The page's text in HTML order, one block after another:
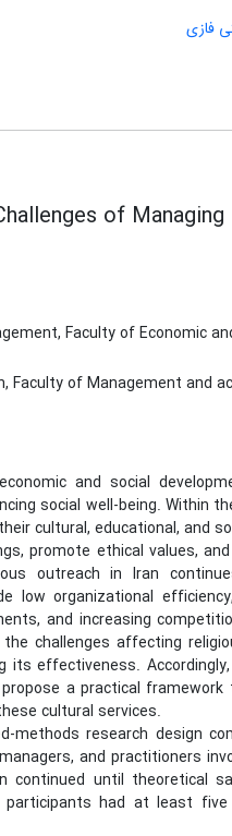
فازی
of Managing
Faculty of Economic
of Management and
and social
social well-being. Within
cultural, educational, and
promote ethical values,
outreach in Iran
low organizational
and increasing
challenges affecting
its effectiveness.
a practical
cultural services.
methods research design
and practitioners
continued until theoretical
participants had at least